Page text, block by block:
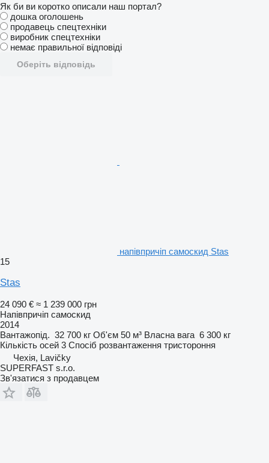
Як би ви коротко описали наш портал?
дошка оголошень
продавець спецтехніки
виробник спецтехніки
немає правильної відповіді
Оберіть відповідь
напівпричіп самоскид Stas
15
Stas
24 090 € ≈ 1 239 000 грн
Напівпричіп самоскид
2014
Вантажопід. 32 700 кг Об'єм 50 м³ Власна вага 6 300 кг
Кількість осей 3 Спосіб розвантаження тристороння
Чехія, Lavičky
SUPERFAST s.r.o.
Зв'язатися з продавцем